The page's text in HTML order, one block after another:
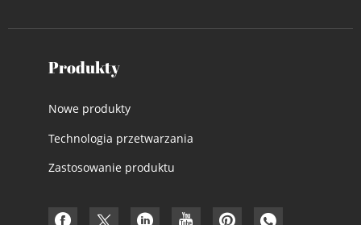
Produkty
Nowe produkty
Technologia przetwarzania
Zastosowanie produktu